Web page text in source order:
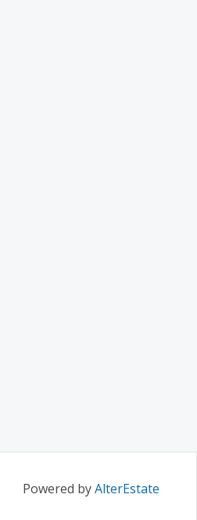
Powered byAlterEstate